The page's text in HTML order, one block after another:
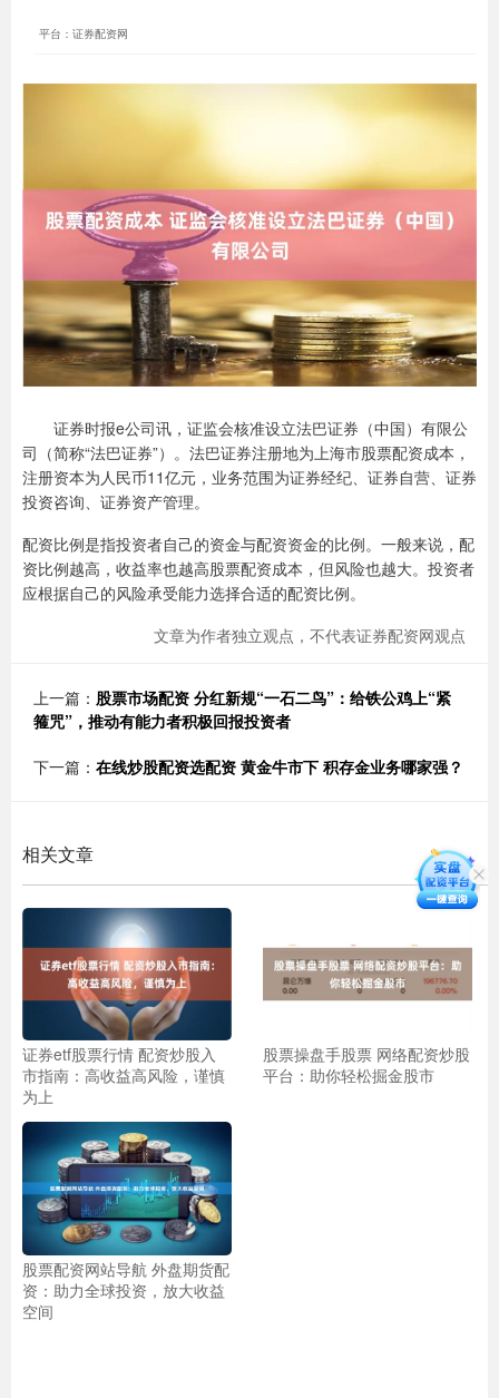
平台：证券配资网
证券时报e公司讯，证监会核准设立法巴证券（中国）有限公
司（简称“法巴证券”）。法巴证券注册地为上海市股票配资成本，
注册资本为人民币11亿元，业务范围为证券经纪、证券自营、证券
投资咨询、证券资产管理。
配资比例是指投资者自己的资金与配资资金的比例。一般来说，配
资比例越高，收益率也越高股票配资成本，但风险也越大。投资者
应根据自己的风险承受能力选择合适的配资比例。
文章为作者独立观点，不代表证券配资网观点
上一篇： 股票市场配资 分红新规“一石二鸟”：给铁公鸡上“紧
箍咒”，推动有能力者积极回报投资者
下一篇： 在线炒股配资选配资 黄金牛市下 积存金业务哪家强？
相关文章
证券etf股票行情 配资炒股入
市指南：高收益高风险，谨慎
为上
股票操盘手股票 网络配资炒股
平台：助你轻松掘金股市
股票配资网站导航 外盘期货配
资：助力全球投资，放大收益
空间